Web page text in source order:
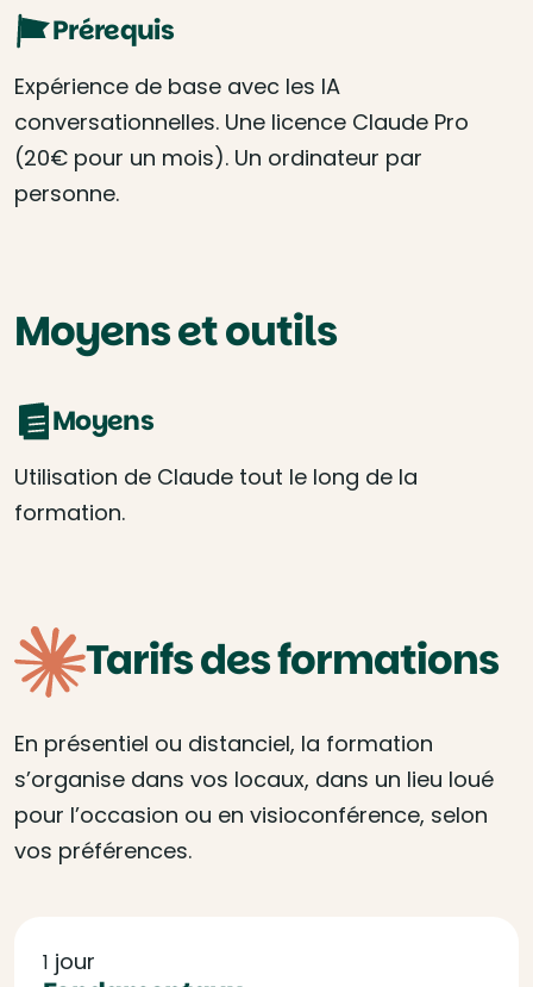
Prérequis
Expérience de base avec les IA
conversationnelles. Une licence Claude Pro
(20€ pour un mois). Un ordinateur par
personne.
Moyens et outils
Moyens
Utilisation de Claude tout le long de la
formation.
Tarifs des formations
En présentiel ou distanciel, la formation
s’organise dans vos locaux, dans un lieu loué
pour l’occasion ou en visioconférence, selon
vos préférences.
1 jour